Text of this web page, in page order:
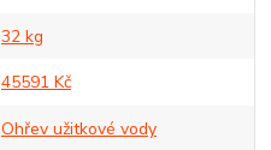
32 kg
45591 Kč
Ohřev užitkové vody